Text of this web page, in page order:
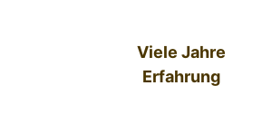
Viele Jahre
Erfahrung